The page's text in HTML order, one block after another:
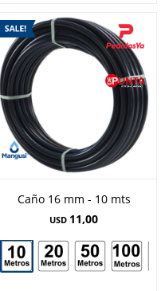
Caño 16 mm - 10 mts
USD 11,00